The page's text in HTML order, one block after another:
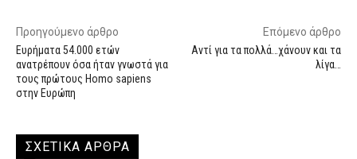
Προηγούμενο άρθρο
Ευρήματα 54.000 ετών
ανατρέπουν όσα ήταν γνωστά για
τους πρώτους Homo sapiens
στην Ευρώπη
Επόμενο άρθρο
Αντί για τα πολλά…χάνουν και τα
λίγα…
ΣΧΕΤΙΚΑ ΑΡΘΡΑ